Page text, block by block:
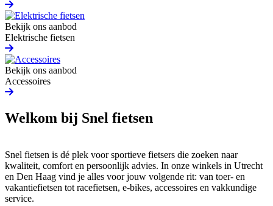
Bekijk ons aanbod
Elektrische fietsen
Bekijk ons aanbod
Accessoires
Welkom bij Snel fietsen
Snel fietsen is dé plek voor sportieve fietsers die zoeken naar
kwaliteit, comfort en persoonlijk advies. In onze winkels in Utrecht
en Den Haag vind je alles voor jouw volgende rit: van toer- en
vakantiefietsen tot racefietsen, e-bikes, accessoires en vakkundige
service.